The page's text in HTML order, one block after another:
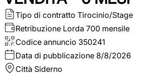
Tipo di contratto Tirocinio/Stage
Retribuzione Lorda 700 mensile
Codice annuncio 350241
Data di pubblicazione 8/8/2026
Città Siderno